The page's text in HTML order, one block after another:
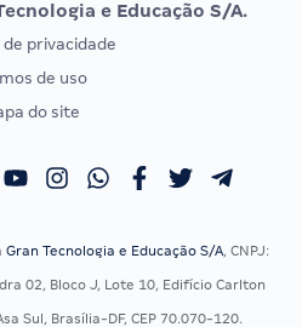
Vunesp
EXAME DE ORDEM
Calendário OAB
e Educação S/A.
de privacidade
de uso
do site
Gran Tecnologia e Educação S/A, CNPJ:
02, Bloco J, Lote 10, Edifício Carlton
Sul, Brasília-DF, CEP 70.070-120.